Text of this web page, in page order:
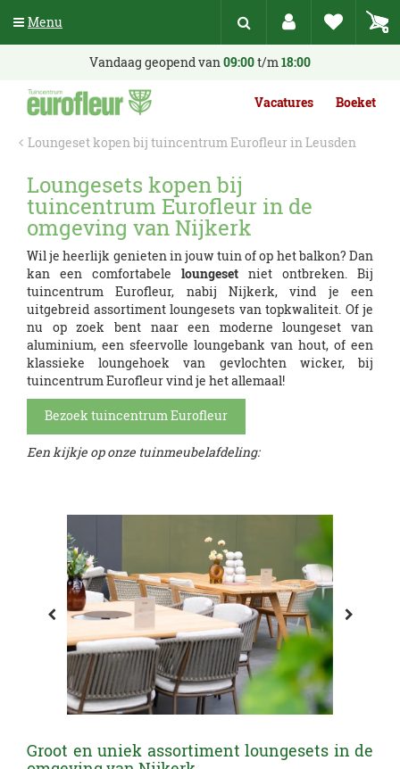
n
Loungeset kopen bij tuincentrum Eurofleur in Leusden
Vandaag geopend van09:00t/m18:00
Vacatures Boeket
Loungesets kopen bij
tuincentrum Eurofleur in de
omgeving van Nijkerk
Wil je heerlijk genieten in jouw tuin of op het balkon? Dan
kan een comfortabele loungeset niet ontbreken. Bij
tuincentrum Eurofleur, nabij Nijkerk, vind je een
uitgebreid assortiment loungesets van topkwaliteit. Of je
nu op zoek bent naar een moderne loungeset van
aluminium, een sfeervolle loungebank van hout, of een
klassieke loungehoek van gevlochten wicker, bij
tuincentrum Eurofleur vind je het allemaal!
Bezoek tuincentrum Eurofleur
Een kijkje op onze tuinmeubelafdeling:
Groot en uniek assortiment loungesets in de
Menu